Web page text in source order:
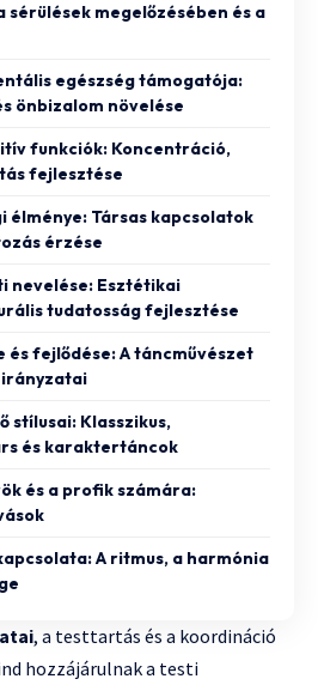
sérülések megelőzésében és a
egészség támogatója:
önbizalom növelése
funkciók: Koncentráció,
fejlesztése
élménye: Társas kapcsolatok
érzése
nevelése: Esztétikai
tudatosság fejlesztése
fejlődése: A táncművészet
irányzatai
stílusai: Klasszikus,
és karaktertáncok
és a profik számára:
A ritmus, a harmónia
, a testtartás és a koordináció
hozzájárulnak a testi